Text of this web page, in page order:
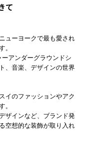
て
ューヨークで最も愛され
。
アンダーグラウンドシ
、音楽、デザインの世界
イのファッションやアク
。
ザインなど、ブランド発
空想的な装飾が取り入れ